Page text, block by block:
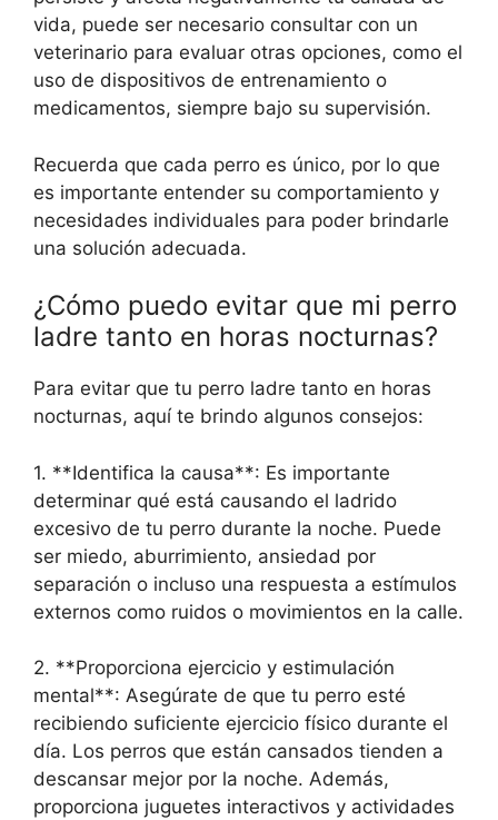
vida, puede ser necesario consultar con un
veterinario para evaluar otras opciones, como el
uso de dispositivos de entrenamiento o
medicamentos, siempre bajo su supervisión.
Recuerda que cada perro es único, por lo que
es importante entender su comportamiento y
necesidades individuales para poder brindarle
una solución adecuada.
¿Cómo puedo evitar que mi perro
ladre tanto en horas nocturnas?
Para evitar que tu perro ladre tanto en horas
nocturnas, aquí te brindo algunos consejos:
1. **Identifica la causa**: Es importante
determinar qué está causando el ladrido
excesivo de tu perro durante la noche. Puede
ser miedo, aburrimiento, ansiedad por
separación o incluso una respuesta a estímulos
externos como ruidos o movimientos en la calle.
2. **Proporciona ejercicio y estimulación
mental**: Asegúrate de que tu perro esté
recibiendo suficiente ejercicio físico durante el
día. Los perros que están cansados ​​tienden a
descansar mejor por la noche. Además,
proporciona juguetes interactivos y actividades